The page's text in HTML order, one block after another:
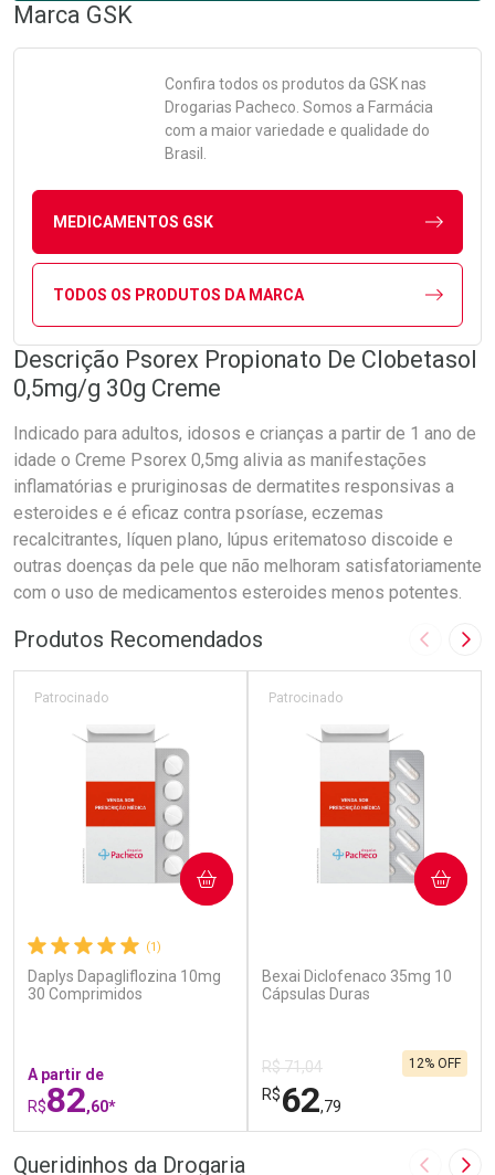
Marca GSK
Confira todos os produtos da GSKnas
Drogarias Pacheco. Somos a Farmácia
com a maior variedade e qualidade do
Brasil.
MEDICAMENTOS GSK
TODOS OS PRODUTOS DA MARCA
Descrição Psorex Propionato De Clobetasol
0,5mg/g 30g Creme
Indicado para adultos, idosos e crianças a partir de 1 ano de
idade o Creme Psorex 0,5mg alivia as manifestações
inflamatórias e pruriginosas de dermatites responsivas a
esteroides e é eficaz contra psoríase, eczemas
recalcitrantes, líquen plano, lúpus eritematoso discoide e
outras doenças da pele que não melhoram satisfatoriamente
com o uso de medicamentos esteroides menos potentes.
Produtos Recomendados Imagem
(1)
Daplys Dapagliflozina 10mg
30 Comprimidos
Patrocinado
A partir de
R$82,60*
COMPRAR
Bexai Diclofenaco 35mg 10
Cápsulas Duras
Patrocinado
R$ 71,04
R$62,79
12% OFF
COMPRAR
Queridinhos da Drogaria